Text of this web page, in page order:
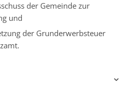
der Gemeinde zur
und
der Grunderwerbsteuer